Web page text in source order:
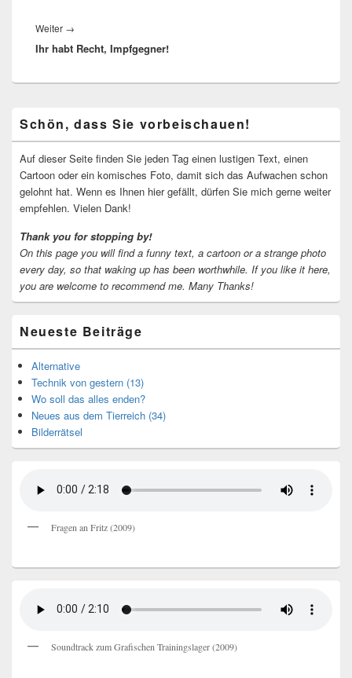
Weiter →
Beitrag:
Ihr habt Recht, Impfgegner!
Seitenleisten-
Widgetbereich
Schön, dass Sie vorbeischauen!
Auf dieser Seite finden Sie jeden Tag einen lustigen Text, einen
Cartoon oder ein komisches Foto, damit sich das Aufwachen schon
gelohnt hat. Wenn es Ihnen hier gefällt, dürfen Sie mich gerne weiter
empfehlen. Vielen Dank!
Thank you for stopping by!
On this page you will find a funny text, a cartoon or a strange photo
every day, so that waking up has been worthwhile. If you like it here,
you are welcome to recommend me. Many Thanks!
Neueste Beiträge
Alternative
Technik von gestern (13)
Wo soll das alles enden?
Neues aus dem Tierreich (34)
Bilderrätsel
Fragen an Fritz (2009)
Soundtrack zum Grafischen Trainingslager (2009)